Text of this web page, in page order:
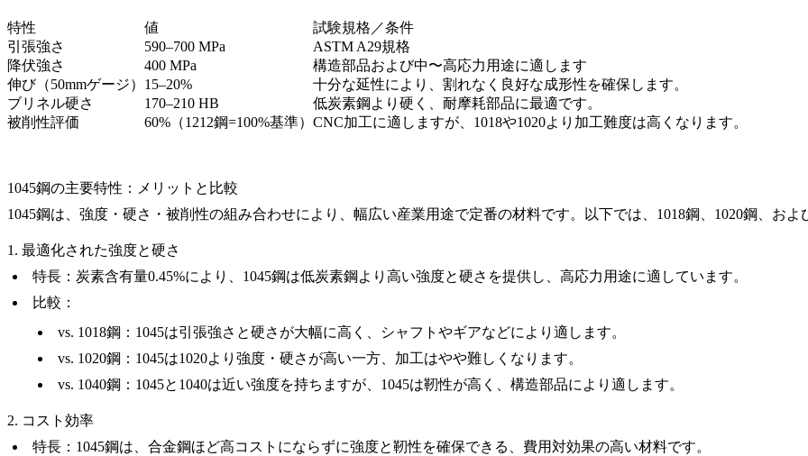
特性 値
試験規格／条件
引張強さ
590–700 MPa
ASTM A29規格
降伏強さ
400 MPa
構造部品および中〜高応力用途に適します
伸び（50mmゲージ） 15–20%
十分な延性により、割れなく良好な成形性を確保します。
ブリネル硬さ
170–210 HB
低炭素鋼より硬く、耐摩耗部品に最適です。
被削性評価
60%（1212鋼=100%基準） CNC加工に適しますが、1018や1020より加工難度は高くなります。
1045鋼の主要特性：メリットと比較
1045鋼は、強度・硬さ・被削性の組み合わせにより、幅広い産業用途で定番の材料です。以下では、 1018鋼 1020鋼 、およ
1. 最適化された強度と硬さ
特長 ：炭素含有量0.45%により、1045鋼は低炭素鋼より高い強度と硬さを提供し、高応力用途に適しています。
比較 ：
vs. 1018鋼 ：1045は引張強さと硬さが大幅に高く、シャフトやギアなどにより適します。
vs. 1020鋼 ：1045は1020より強度・硬さが高い一方、加工はやや難しくなります。
vs. 1040鋼 ：1045と1040は近い強度を持ちますが、1045は靭性が高く、構造部品により適します。
2. コスト効率
特長 ：1045鋼は、合金鋼ほど高コストにならずに強度と靭性を確保できる、費用対効果の高い材料です。